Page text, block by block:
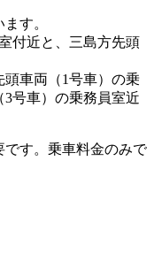
す。
付近と、三島方先頭
車両（1号車）の乗
号車）の乗務員室近
す。乗車料金のみで